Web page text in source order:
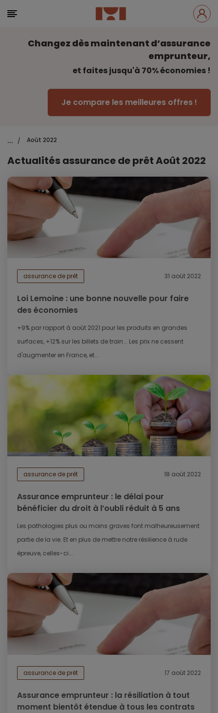
Changez dès maintenant d’assurance
emprunteur,
et faites jusqu'à 70% économies !
Je compare les meilleures offres !
... / Août 2022
Actualités assurance de prêt Août 2022
assurance de prêt 31 août 2022
Loi Lemoine : une bonne nouvelle pour faire
des économies
+9% par rapport à août 2021 pour les produits en grandes
surfaces, +12% sur les billets de train... Les prix ne cessent
d'augmenter en France, et...
assurance de prêt 18 août 2022
Assurance emprunteur : le délai pour
bénéficier du droit à l’oubli réduit à 5 ans
Les pathologies plus ou moins graves font malheureusement
partie de la vie. Et en plus de mettre notre résilience à rude
épreuve, celles-ci...
assurance de prêt 17 août 2022
Assurance emprunteur : la résiliation à tout
moment bientôt étendue à tous les contrats